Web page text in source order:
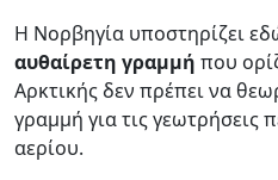
Η Νορβηγία υποστηρίζει
αυθαίρετη γραμμή που
Αρκτικής δεν πρέπει να
γραμμή για τις γεωτρήσεις
αερίου.